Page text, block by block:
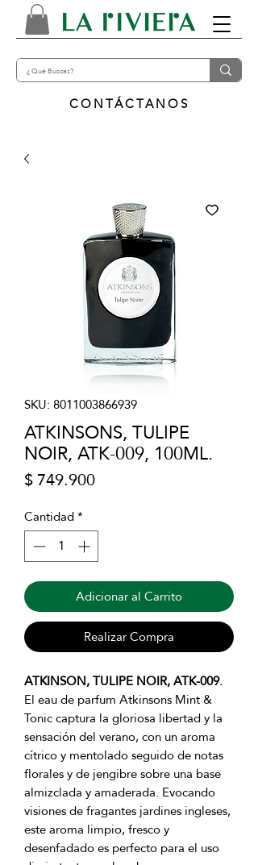
CONTÁCTANOS
SKU: 8011003866939
ATKINSONS, TULIPE
NOIR, ATK-009, 100ML.
$ 749.900Precio
Cantidad*
Adicionar al Carrito
Realizar Compra
ATKINSON, TULIPE NOIR, ATK-009.
El eau de parfum Atkinsons Mint &
Tonic captura la gloriosa libertad y la
sensación del verano, con un aroma
cítrico y mentolado seguido de notas
florales y de jengibre sobre una base
almizclada y amaderada. Evocando
visiones de fragantes jardines ingleses,
este aroma limpio, fresco y
desenfadado es perfecto para el uso